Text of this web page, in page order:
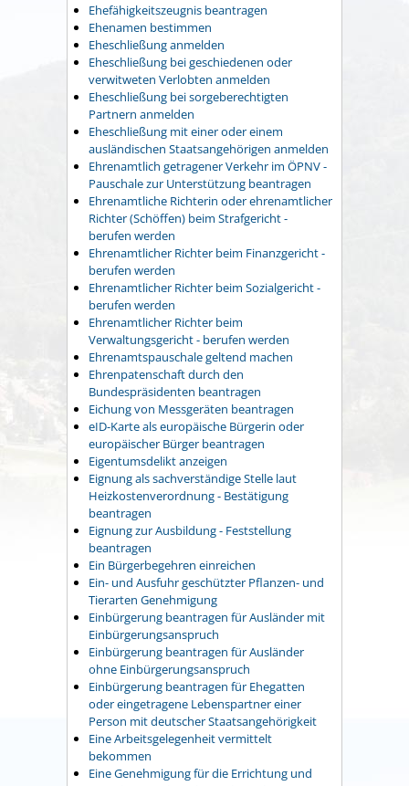
Ehefähigkeitszeugnis beantragen
Ehenamen bestimmen
Eheschließung anmelden
Eheschließung bei geschiedenen oder
verwitweten Verlobten anmelden
Eheschließung bei sorgeberechtigten
Partnern anmelden
Eheschließung mit einer oder einem
ausländischen Staatsangehörigen anmelden
Ehrenamtlich getragener Verkehr im ÖPNV -
Pauschale zur Unterstützung beantragen
Ehrenamtliche Richterin oder ehrenamtlicher
Richter (Schöffen) beim Strafgericht -
berufen werden
Ehrenamtlicher Richter beim Finanzgericht -
berufen werden
Ehrenamtlicher Richter beim Sozialgericht -
berufen werden
Ehrenamtlicher Richter beim
Verwaltungsgericht - berufen werden
Ehrenamtspauschale geltend machen
Ehrenpatenschaft durch den
Bundespräsidenten beantragen
Eichung von Messgeräten beantragen
eID-Karte als europäische Bürgerin oder
europäischer Bürger beantragen
Eigentumsdelikt anzeigen
Eignung als sachverständige Stelle laut
Heizkostenverordnung - Bestätigung
beantragen
Eignung zur Ausbildung - Feststellung
beantragen
Ein Bürgerbegehren einreichen
Ein- und Ausfuhr geschützter Pflanzen- und
Tierarten Genehmigung
Einbürgerung beantragen für Ausländer mit
Einbürgerungsanspruch
Einbürgerung beantragen für Ausländer
ohne Einbürgerungsanspruch
Einbürgerung beantragen für Ehegatten
oder eingetragene Lebenspartner einer
Person mit deutscher Staatsangehörigkeit
Eine Arbeitsgelegenheit vermittelt
bekommen
Eine Genehmigung für die Errichtung und